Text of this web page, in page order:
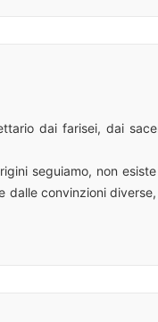
dai farisei, dai
seguiamo, non
dalle convinzioni